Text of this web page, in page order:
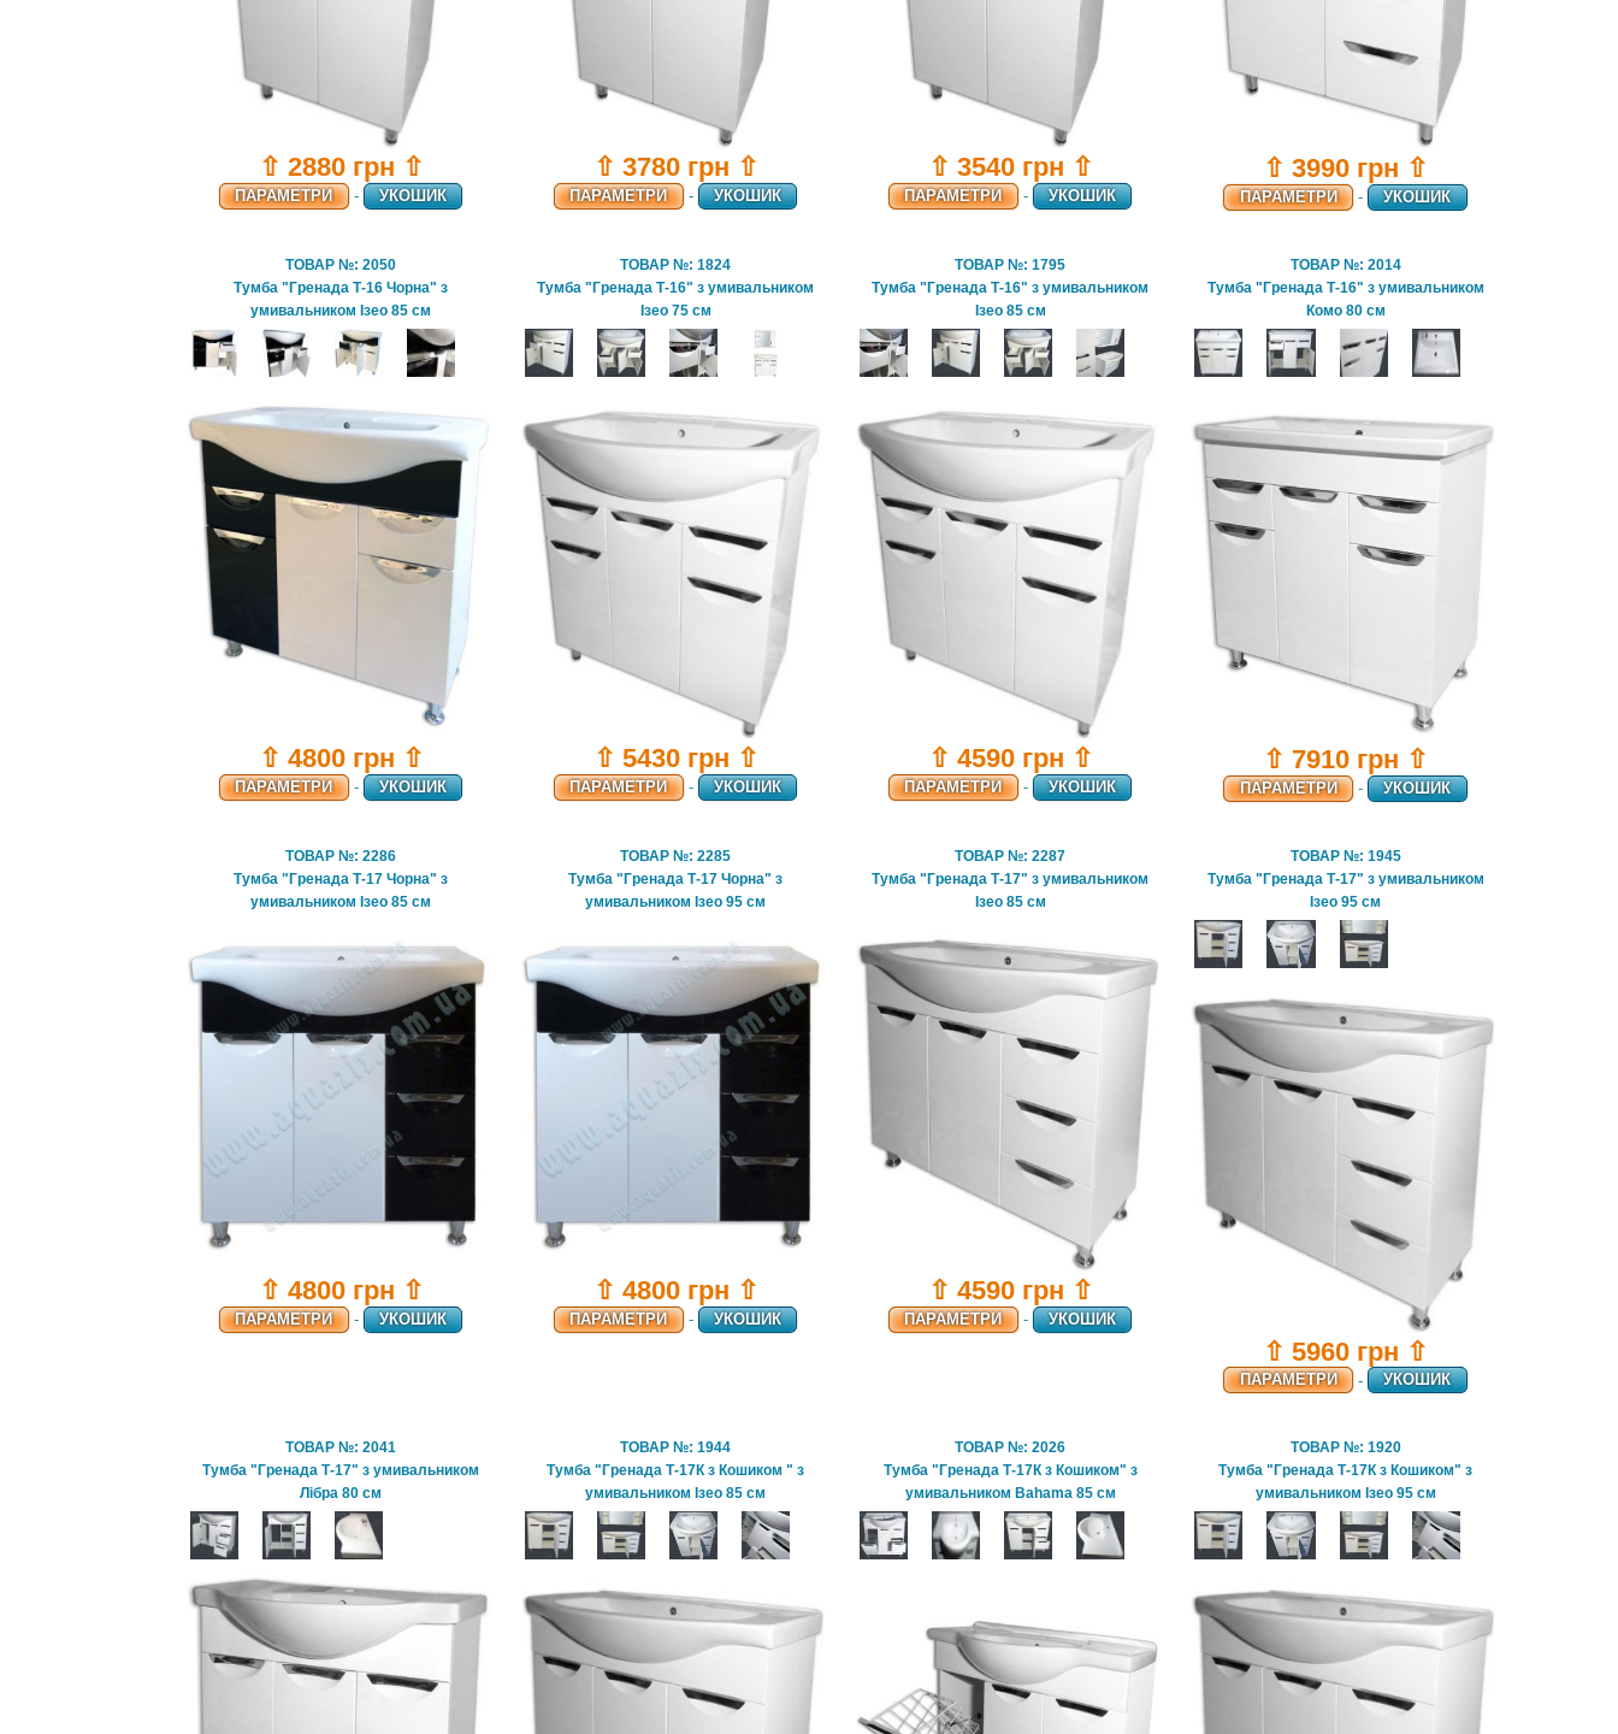
⇧ 2880 грн ⇧
ПАРАМЕТРИ - УКОШИК
⇧ 3780 грн ⇧
ПАРАМЕТРИ - УКОШИК
⇧ 3540 грн ⇧
ПАРАМЕТРИ - УКОШИК
⇧ 3990 грн ⇧
ПАРАМЕТРИ - УКОШИК
ТОВАР №: 2050
Тумба "Гренада Т-16 Чорна" з
умивальником Ізео 85 см
⇧ 4800 грн ⇧
ПАРАМЕТРИ - УКОШИК
ТОВАР №: 1824
Тумба "Гренада Т-16" з умивальником
Ізео 75 см
⇧ 5430 грн ⇧
ПАРАМЕТРИ - УКОШИК
ТОВАР №: 1795
Тумба "Гренада Т-16" з умивальником
Ізео 85 см
⇧ 4590 грн ⇧
ПАРАМЕТРИ - УКОШИК
ТОВАР №: 2014
Тумба "Гренада Т-16" з умивальником
Комо 80 см
⇧ 7910 грн ⇧
ПАРАМЕТРИ - УКОШИК
ТОВАР №: 2286
Тумба "Гренада Т-17 Чорна" з
умивальником Ізео 85 см
⇧ 4800 грн ⇧
ПАРАМЕТРИ - УКОШИК
ТОВАР №: 2285
Тумба "Гренада Т-17 Чорна" з
умивальником Ізео 95 см
⇧ 4800 грн ⇧
ПАРАМЕТРИ - УКОШИК
ТОВАР №: 2287
Тумба "Гренада Т-17" з умивальником
Ізео 85 см
⇧ 4590 грн ⇧
ПАРАМЕТРИ - УКОШИК
ТОВАР №: 1945
Тумба "Гренада Т-17" з умивальником
Ізео 95 см
⇧ 5960 грн ⇧
ПАРАМЕТРИ - УКОШИК
ТОВАР №: 2041
Тумба "Гренада Т-17" з умивальником
Лібра 80 см
ТОВАР №: 1944
Тумба "Гренада Т-17К з Кошиком " з
умивальником Ізео 85 см
ТОВАР №: 2026
Тумба "Гренада Т-17К з Кошиком" з
умивальником Bahama 85 см
ТОВАР №: 1920
Тумба "Гренада Т-17К з Кошиком" з
умивальником Ізео 95 см